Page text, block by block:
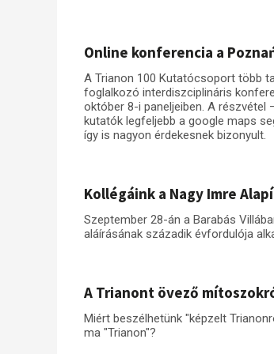
Online konferencia a
A Trianon 100 Kutatócsoport több
foglalkozó interdiszciplináris
október 8-i paneljeiben. A részvétel
kutatók legfeljebb a google maps
így is nagyon érdekesnek bizonyult.
Kollégáink a Nagy Imre
Szeptember 28-án a Barabás
aláírásának századik évfordulója
A Trianont övező
Miért beszélhetünk "képzelt
ma "Trianon"?